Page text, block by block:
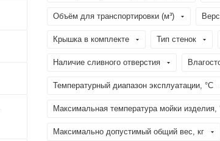
Объём для транспортировки (м³)
Крышка в комплекте Тип стенок
Наличие сливного отверстия
Температурный диапазон эксплуатации, °C
Максимальная температура мойки изделия,
Максимально допустимый общий вес, кг